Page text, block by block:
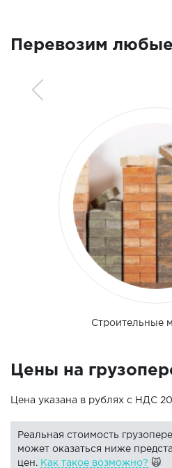
Перевозим
Строительные
Цены на
Цена указана в рублях с НДС
Реальная стоимость
может оказаться ниже
цен. Как такое возможно? 🙀